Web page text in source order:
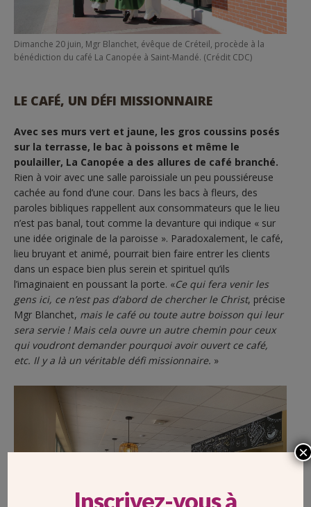
Dimanche 20 juin, Mgr Blanchet, évêque de Créteil, procède à la
bénédiction du café La Canopée à Saint-Mandé. (Crédit CDC)
LE CAFÉ, UN DÉFI MISSIONNAIRE
Avec ses murs vert et jaune, les gros coussins posés
sur la terrasse, le bac à poissons et même le
poulailler, La Canopée a des allures de café branché.
Rien à voir avec une salle paroissiale un peu poussiéreuse
cachée au fond d’une cour. Dans les bacs à fleurs, des
paroles bibliques rappellent aux consommateurs que le lieu
n’est pas banal, tout comme la devanture qui indique « sur
une idée originale de la paroisse ». Paradoxalement, le café,
lieu bruyant et animé, pourrait bien faire entrer les clients
dans un espace bien plus serein et spirituel qu’ils
l’imaginaient en poussant la porte. «Ce qui fera venir les
gens ici, ce n’est pas d’abord de chercher le Christ, précise
Mgr Blanchet, mais le café ou toute autre boisson qui leur
sera servie ! Mais cela ouvre un autre chemin pour ceux
qui voudront demander pourquoi avoir ouvert ce café,
etc. Il y a là un véritable défi missionnaire. »
Inscrivez-vous à
×